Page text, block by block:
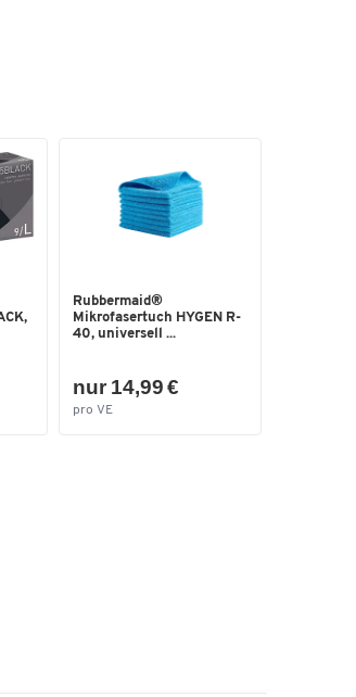
Rubbermaid®
Mikrofasertuch HYGEN R-
40, universell ...
nur 14,99 €
pro VE